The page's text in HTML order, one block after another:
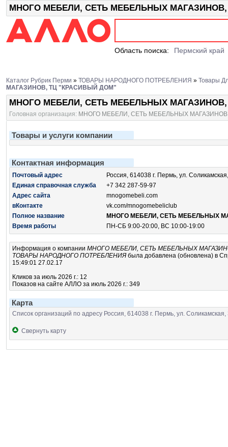
МНОГО МЕБЕЛИ, СЕТЬ МЕБЕЛЬНЫХ МАГАЗИНОВ,
Область поиска: Пермский край
Каталог Рубрик Перми » ТОВАРЫ НАРОДНОГО ПОТРЕБЛЕНИЯ » Товары
МАГАЗИНОВ, ТЦ "КРАСИВЫЙ ДОМ"
МНОГО МЕБЕЛИ, СЕТЬ МЕБЕЛЬНЫХ
Головная организация: МНОГО МЕБЕЛИ, СЕТЬ МЕБЕЛЬНЫХ
Товары и услуги компании
Контактная информация
Почтовый адрес
Россия, 614038 г. Пермь, ул.
Единая справочная служба
+7 342 287-59-97
Адрес сайта
mnogomebeli.com
вКонтакте
vk.com/mnogomebeliclub
Полное название
МНОГО МЕБЕЛИ, СЕТЬ МЕБЕЛЬНЫХ
Время работы
ПН-СБ 9:00-20:00, ВС 10:00-19:00
Информация о компании МНОГО МЕБЕЛИ, СЕТЬ МЕБЕЛЬНЫХ
ТОВАРЫ НАРОДНОГО ПОТРЕБЛЕНИЯ была добавлена (обновлена) в
15:49:01 27.02.17
Кликов за июль 2026 г.: 12
Показов на сайте АЛЛО за июль 2026 г.: 349
Карта
Список организаций по адресу Россия, 614038 г. Пермь, ул.
Свернуть карту